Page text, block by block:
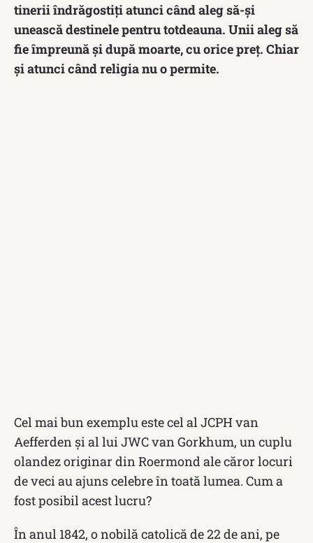
tinerii îndrăgostiți atunci când aleg să-și
unească destinele pentru totdeauna. Unii aleg să
fie împreună și după moarte, cu orice preț. Chiar
și atunci când religia nu o permite.
Cel mai bun exemplu este cel al JCPH van
Aefferden și al lui JWC van Gorkhum, un cuplu
olandez originar din Roermond ale căror locuri
de veci au ajuns celebre în toată lumea. Cum a
fost posibil acest lucru?
În anul 1842, o nobilă catolică de 22 de ani, pe